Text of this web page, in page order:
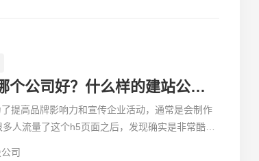
网站建设哪个公司好？什么样的建站公司靠谱？
提高品牌影响力和宣传企业活动，通常是会制作
人流量了这个h5页面之后，发现确实是非常酷
司